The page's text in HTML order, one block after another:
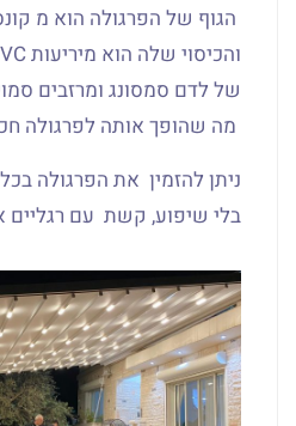
הגוף של הפרגולה הוא מ
של לדם סמסונג ומרזבים
מה שהופך אותה לפרגולה
ניתן להזמין את הפרגולה
בלי שיפוע, קשת עם רגליים